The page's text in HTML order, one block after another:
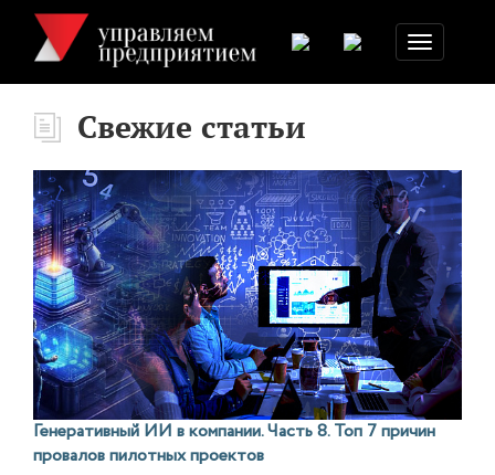
Toggle
navigation
Свежие статьи
Генеративный ИИ в компании. Часть 8. Топ 7 причин
провалов пилотных проектов